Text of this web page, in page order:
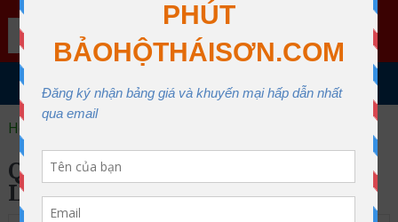
Search
MENU
Home
QUẦN ÁO DÙNG TRONG KHO
LẠNH